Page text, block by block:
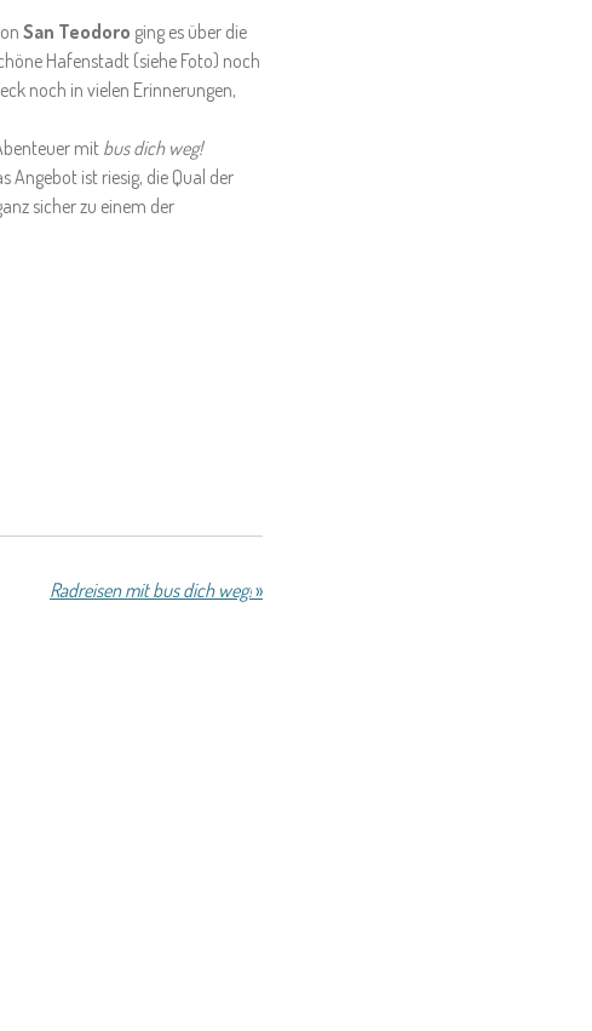
San Teodoro ging es über die
Hafenstadt (siehe Foto) noch
noch in vielen Erinnerungen,
mit bus dich weg!
Angebot ist riesig, die Qual der
sicher zu einem der
Radreisen mit bus dich weg!»